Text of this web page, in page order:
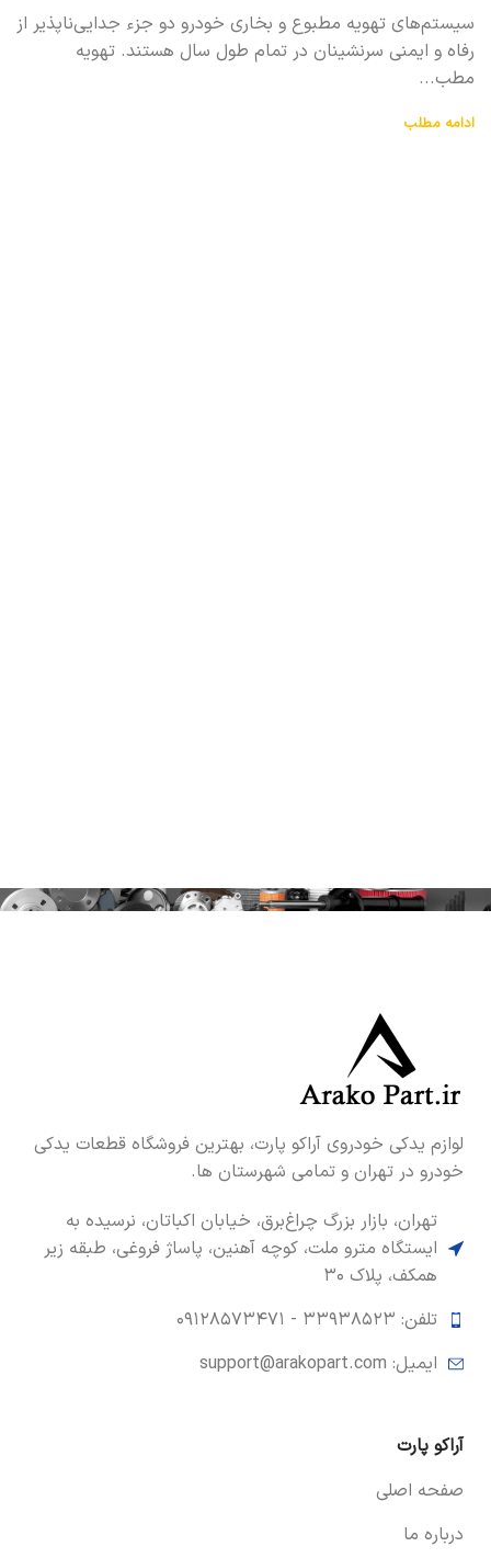
سیستم‌های تهویه مطبوع و بخاری خودرو دو جزء جدایی‌ناپذیر از
رفاه و ایمنی سرنشینان در تمام طول سال هستند. تهویه
مطب...
ادامه مطلب
لوازم یدکی خودروی آراکو پارت، بهترین فروشگاه قطعات یدکی
خودرو در تهران و تمامی شهرستان ها.
تهران، بازار بزرگ چراغ‌برق، خیابان اکباتان، نرسیده به
ایستگاه مترو ملت، کوچه آهنین، پاساژ فروغی، طبقه زیر
همکف، پلاک ۳۰
تلفن: ۳۳۹۳۸۵۲۳ -
۰۹۱۲۸۵۷۳۴۷۱
ایمیل: support@arakopart.com
آراکو پارت
صفحه اصلی
درباره ما